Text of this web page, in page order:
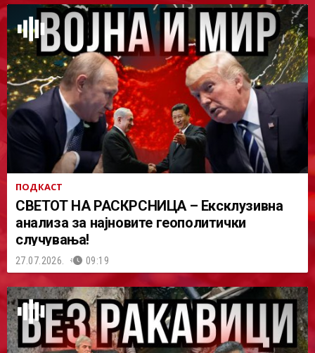
ПОДКАСТ
СВЕТОТ НА РАСКРСНИЦА – Ексклузивна
анализа за најновите геополитички
случувања!
27.07.2026. 09:19